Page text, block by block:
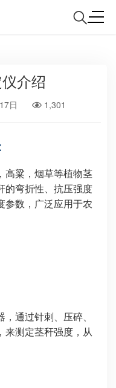
介绍
日 1,301
高粱，烟草等植物茎
的弯折性、抗压强度
参数，广泛应用于农
通过针刺、压碎、
来测定茎秆强度，从